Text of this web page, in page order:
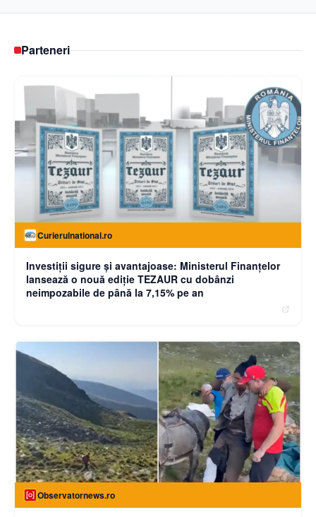
Parteneri
Curierulnational.ro
Investiții sigure și avantajoase: Ministerul Finanțelor
lansează o nouă ediție TEZAUR cu dobânzi
neimpozabile de până la 7,15% pe an
Observatornews.ro